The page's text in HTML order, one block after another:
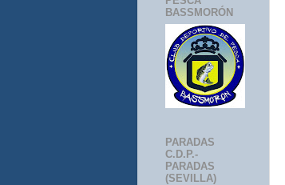
BASSMORÓN
PARADAS
C.D.P.-
PARADAS
(SEVILLA)